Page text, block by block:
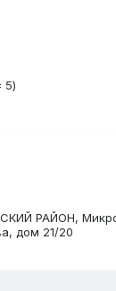
5)
РАЙОН,
дом 21/20